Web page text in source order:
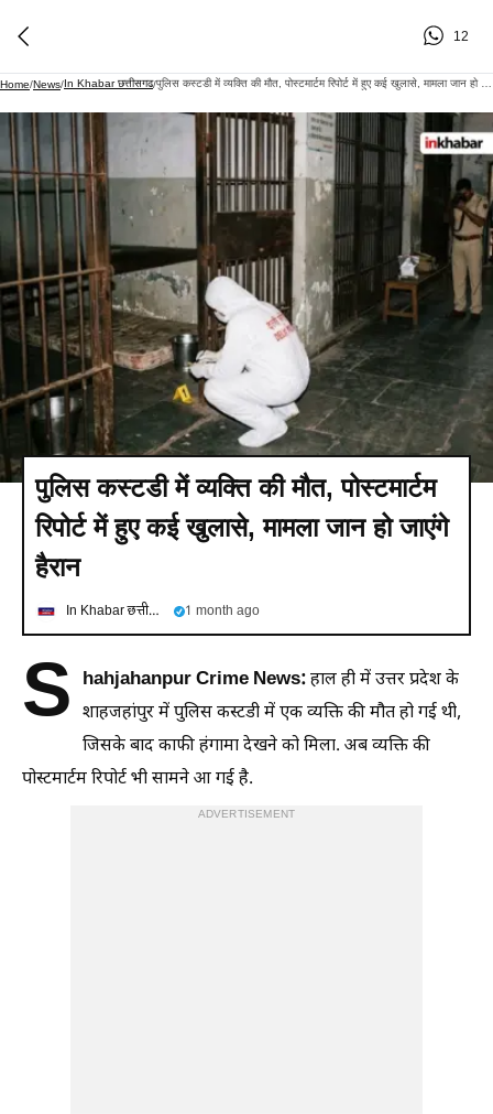
12
Home/News/In Khabar छत्तीसगढ/
पुलिस कस्टडी में व्यक्ति की मौत, पोस्टमार्टम
रिपोर्ट में हुए कई खुलासे, मामला जान हो जाएंगे
हैरान
In Khabar छत्तीसगढ 1 month ago
S hahjahanpur Crime News:हाल ही में उत्तर प्रदेश के
शाहजहांपुर में पुलिस कस्टडी में एक व्यक्ति की मौत हो गई थी,
जिसके बाद काफी हंगामा देखने को मिला. अब व्यक्ति की
पोस्टमार्टम रिपोर्ट भी सामने आ गई है.
ADVERTISEMENT